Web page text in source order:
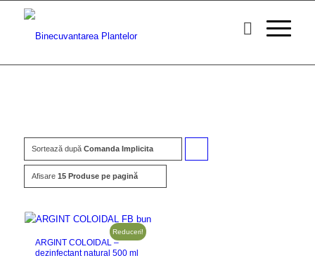
Sortează după Comanda Implicita
Afisare 15 Produse pe pagină
ARGINT COLOIDAL –
dezinfectant natural 500 ml
Reduceri!